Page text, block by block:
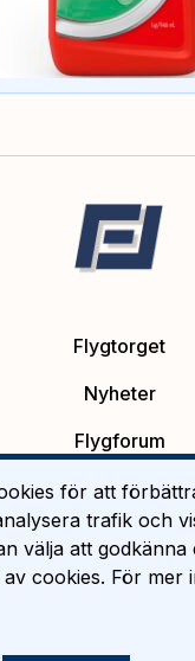
Flygtorget
Nyheter
Flygforum
Platsannonser
Flygutbildning
Om Flygtorget
för att
trafik och
välja att godkänna
cookies. För mer